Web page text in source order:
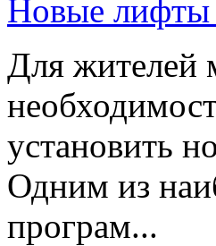
Новые лифты
Для жителей
установить
Одним из
програм...